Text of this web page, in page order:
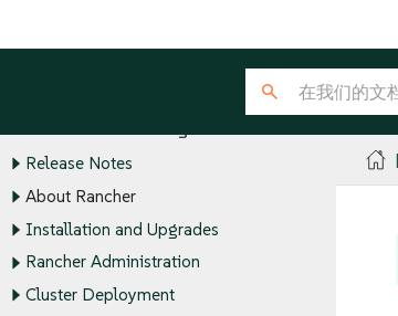
Release Notes
About Rancher
Installation and Upgrades
Rancher Administration
Cluster Deployment